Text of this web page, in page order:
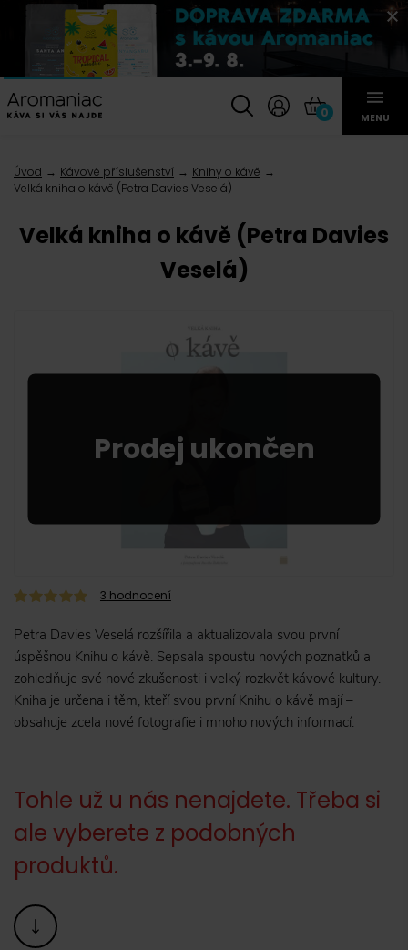
0 MENU
Úvod Kávové příslušenství
Knihy o kávě
Velká kniha o kávě (Petra Davies Veselá)
Velká kniha o kávě (Petra Davies
Veselá)
3 hodnocení
Petra Davies Veselá rozšířila a aktualizovala svou první
úspěšnou Knihu o kávě. Sepsala spoustu nových poznatků a
zohledňuje své nové zkušenosti i velký rozkvět kávové kultury.
Kniha je určena i těm, kteří svou první Knihu o kávě mají –
obsahuje zcela nové fotografie i mnoho nových informací.
Tohle už u nás nenajdete. Třeba si
ale vyberete z podobných
produktů.